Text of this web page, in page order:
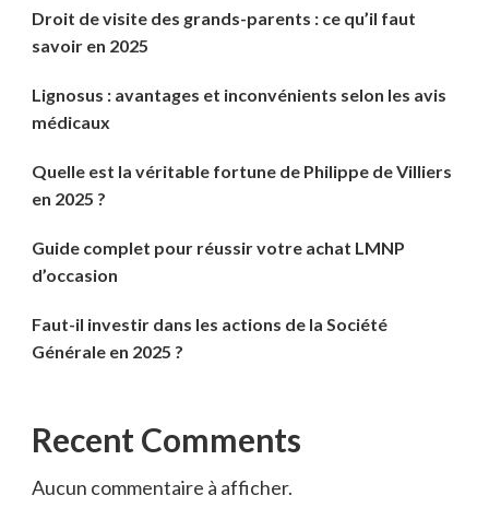
Droit de visite des grands-parents : ce qu’il faut
savoir en 2025
Lignosus : avantages et inconvénients selon les avis
médicaux
Quelle est la véritable fortune de Philippe de Villiers
en 2025 ?
Guide complet pour réussir votre achat LMNP
d’occasion
Faut-il investir dans les actions de la Société
Générale en 2025 ?
Recent Comments
Aucun commentaire à afficher.